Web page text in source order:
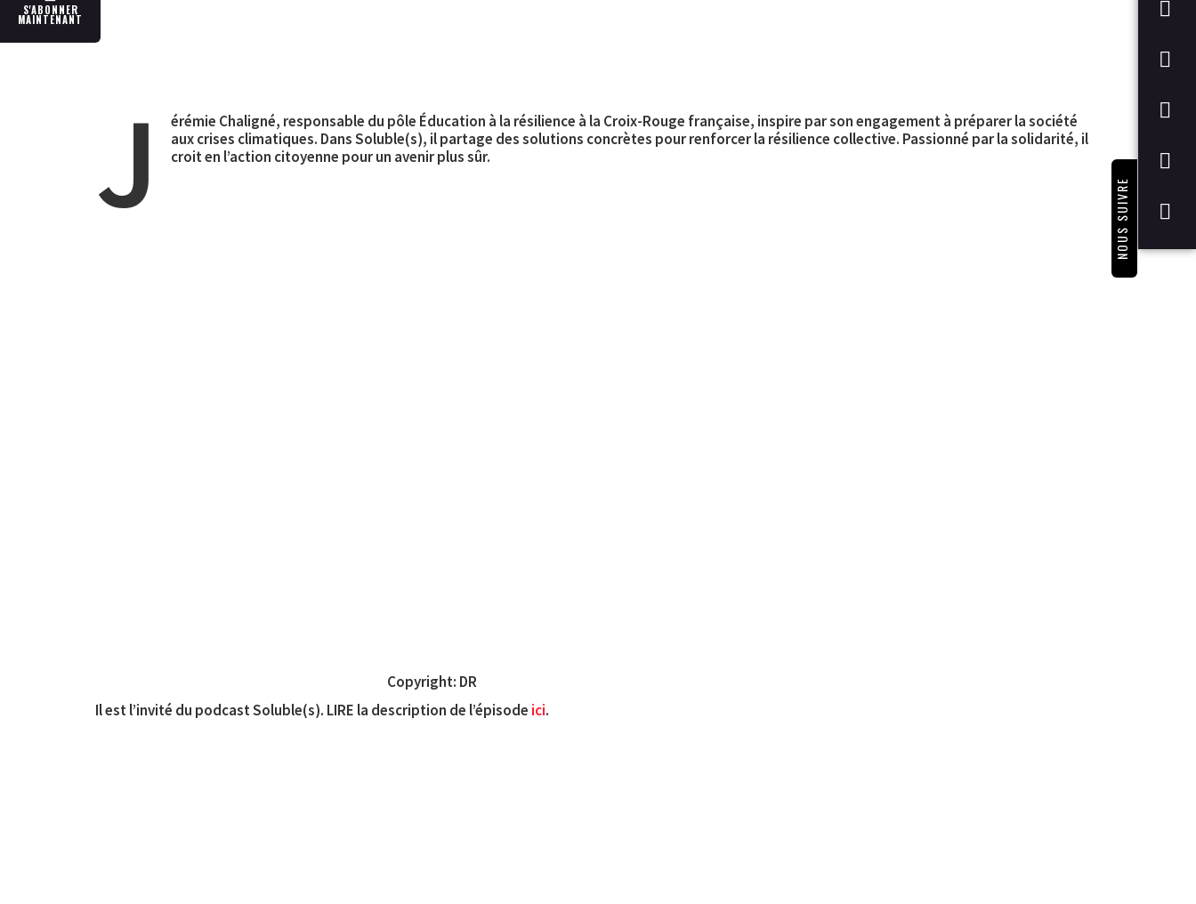
NOUS SUIVRE
S'ABONNER
MAINTENANT
J
érémie Chaligné, responsable du pôle Éducation à la résilience à la Croix-Rouge française, inspire par son engagement à préparer la société
aux crises climatiques. Dans Soluble(s), il partage des solutions concrètes pour renforcer la résilience collective. Passionné par la solidarité, il
croit en l’action citoyenne pour un avenir plus sûr.
Copyright: DR
Il est l’invité du podcast Soluble(s). LIRE la description de l’épisode ici.